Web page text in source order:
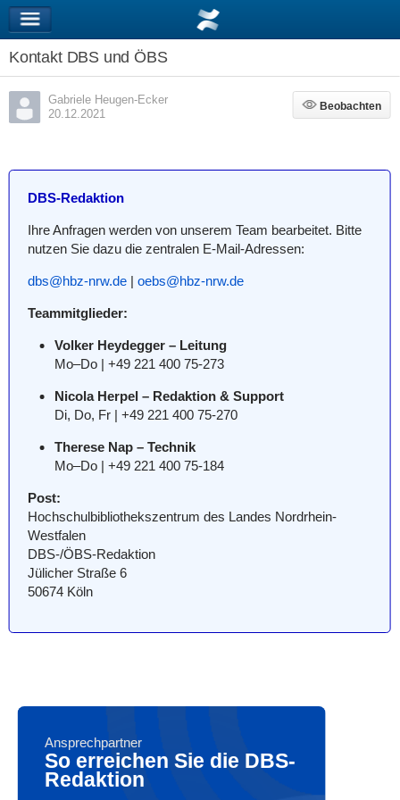
Kontakt DBS und ÖBS
Gabriele Heugen-Ecker
20.12.2021
Beobachten
Beobachten
DBS-Redaktion
Ihre Anfragen werden von unserem Team bearbeitet. Bitte
nutzen Sie dazu die zentralen E-Mail-Adressen:
dbs@hbz-nrw.de| oebs@hbz-nrw.de
Teammitglieder:
Volker Heydegger – Leitung
Mo–Do | +49 221 400 75-273
Nicola Herpel – Redaktion & Support
Di, Do, Fr | +49 221 400 75-270
Therese Nap – Technik
Mo–Do | +49 221 400 75-184
Post:
Hochschulbibliothekszentrum des Landes Nordrhein-
Westfalen
DBS-/ÖBS-Redaktion
Jülicher Straße 6
50674 Köln
Ansprechpartner
So erreichen Sie die DBS-
Redaktion